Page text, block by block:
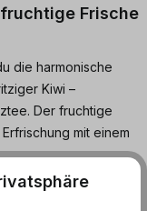
Frische
die harmonische
Kiwi –
Der fruchtige
mit einem